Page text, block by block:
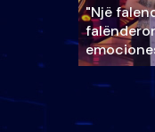
"Një